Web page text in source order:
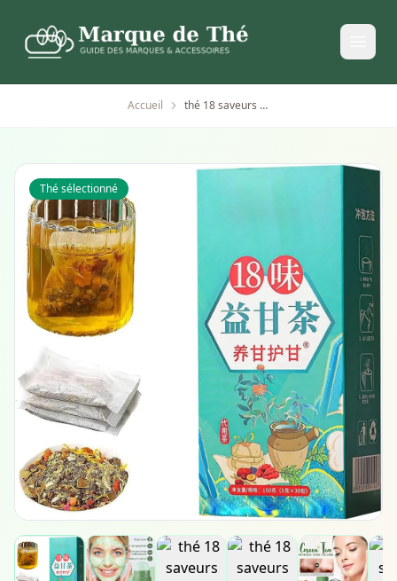
Accueil thé 18 saveurs pour le soin du foie
Thé sélectionné